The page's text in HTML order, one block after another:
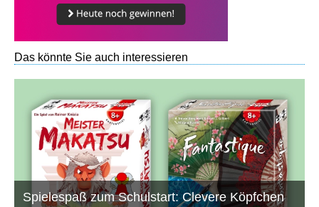
Das könnte Sie auch interessieren
Spielespaß zum Schulstart: Clevere Köpfchen